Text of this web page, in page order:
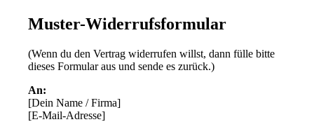
Muster-Widerrufsformular
(Wenn du den Vertrag widerrufen willst, dann fülle bitte
dieses Formular aus und sende es zurück.)
An:
[Dein Name / Firma]
[E-Mail-Adresse]